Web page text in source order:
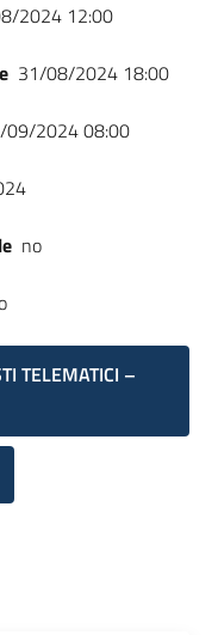
2024 12:00
31/08/2024 18:00
09/2024 08:00
no
TELEMATICI –